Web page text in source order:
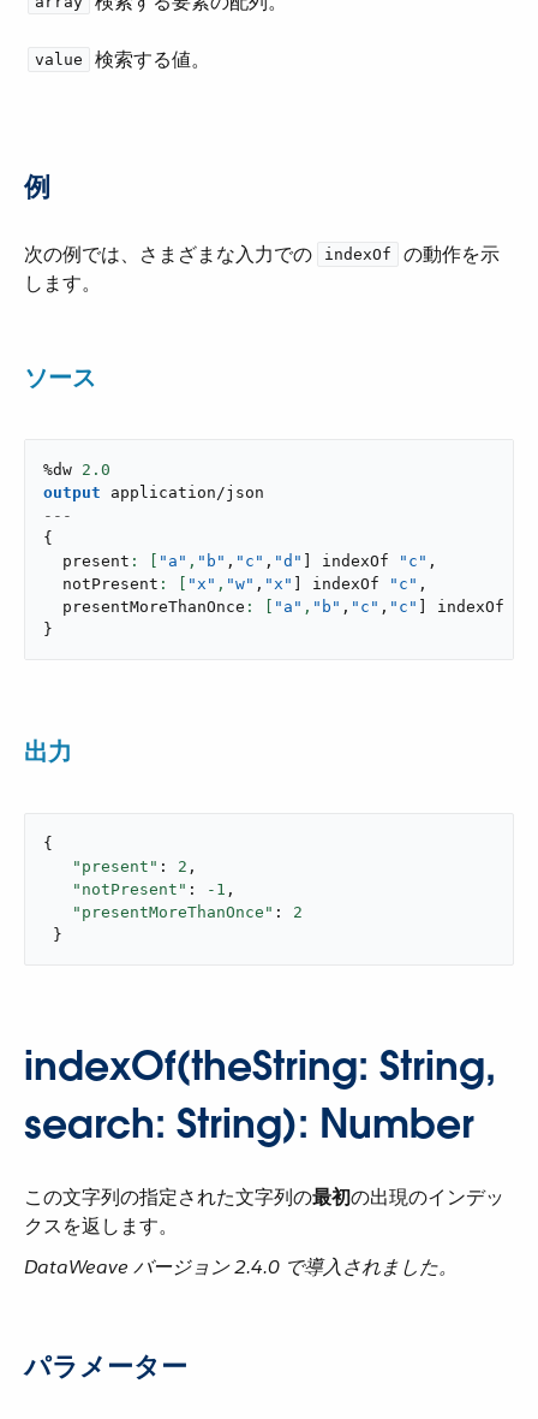
value 検索する値。
例
次の例では、さまざまな入力での ​ indexOf
​ の動作を示
します。
ソース
%dw 2.0
output
application/json
---
{
  present
: [ "a" , "b" , "c" , "d" indexOf "c" ,
  notPresent
: [ "x" , "w" , "x" indexOf "c" ,
  presentMoreThanOnce
: [ "a" , "b" , "c" , "c" indexOf
}
出力
{
"present" : 2 ,
"notPresent" : -1 ,
"presentMoreThanOnce" : 2
}
indexOf(theString: String,
search: String): Number
この文字列の指定された文字列の​最初​の出現のインデッ
クスを返します。
DataWeave バージョン 2.4.0 で導入されました。
パラメーター